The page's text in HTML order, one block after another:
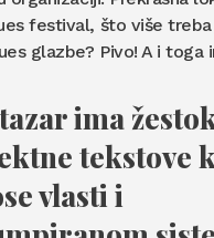
festival, što više
glazbe? Pivo! A i toga
ima
tekstove
vlasti i